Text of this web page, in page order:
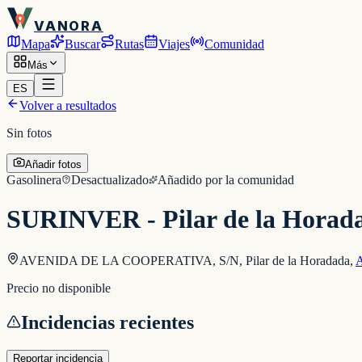
VANORA
Mapa Buscar Rutas Viajes Comunidad
Más
ES
Volver a resultados
Sin fotos
Añadir fotos
Gasolinera Desactualizado Añadido por la comunidad
SURINVER - Pilar de la
AVENIDA DE LA COOPERATIVA, S/N, Pilar de la Horadada,
Precio no disponible
Incidencias recientes
Reportar incidencia